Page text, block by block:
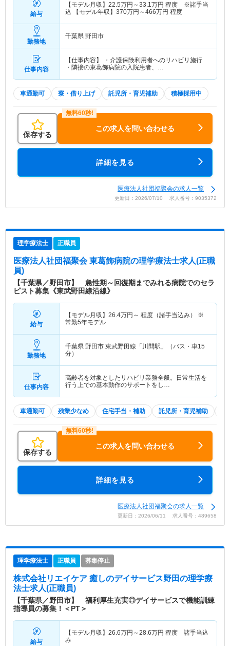
給与
【モデル月収】 22.5万円～33.1万円 程度 ※諸手当
込 【モデル年収】 370万円～466万円 程度
勤務地
千葉県 野田市
仕事内容
【仕事内容】 ・介護保険利用者へのリハビリ施行
・隣接の東葛飾病院の入院患者、…
車通勤可 寮・借り上げ 託児所・育児補助 積極採用中
保存する
この求人を問い合わせる
詳細を見る
医療法人社団福聚会の求人一覧
更新日：2026/07/10 求人番号：9035372
理学療法士 正職員
医療法人社団福聚会 東葛飾病院の理学療法士求人(正職
員)
【千葉県／野田市】 急性期～回復期までみれる病院でのセラ
ピスト募集《東武野田線沿線》
給与
【モデル月収】 26.4万円～ 程度（諸手当込み） ※
常勤5年モデル
勤務地
千葉県 野田市 東武野田線「川間駅」（バス・車15
分）
仕事内容
高齢者を対象としたリハビリ業務全般。日常生活を
行う上での基本動作のサポートをし…
車通勤可 残業少なめ 住宅手当・補助 託児所・育児補助
保存する
この求人を問い合わせる
詳細を見る
医療法人社団福聚会の求人一覧
更新日：2026/06/11 求人番号：489658
理学療法士 正職員 募集停止
株式会社リエイケア 癒しのデイサービス野田の理学療
法士求人(正職員)
【千葉県／野田市】 福利厚生充実◎デイサービスで機能訓練
指導員の募集！＜PT＞
給与
【モデル月収】 26.6万円～28.6万円 程度 諸手当込
み